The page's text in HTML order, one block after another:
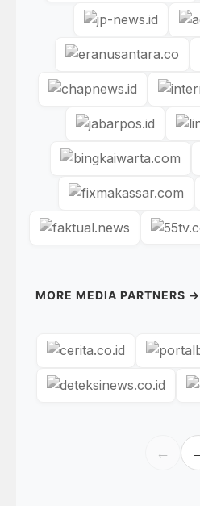
MORE MEDIA PARTNERS
←